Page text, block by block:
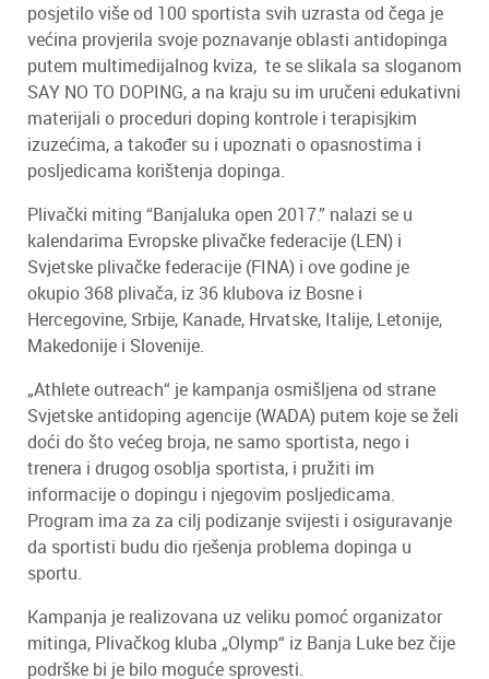
posjetilo više od 100 sportista svih uzrasta od čega je
većina provjerila svoje poznavanje oblasti antidopinga
putem multimedijalnog kviza, te se slikala sa sloganom
SAY NO TO DOPING, a na kraju su im uručeni edukativni
materijali o proceduri doping kontrole i terapisjkim
izuzećima, a također su i upoznati o opasnostima i
posljedicama korištenja dopinga.
Plivački miting “Banjaluka open 2017.” nalazi se u
kalendarima Evropske plivačke federacije (LEN) i
Svjetske plivačke federacije (FINA) i ove godine je
okupio 368 plivača, iz 36 klubova iz Bosne i
Hercegovine, Srbije, Kanade, Hrvatske, Italije, Letonije,
Makedonije i Slovenije.
„Athlete outreach“ je kampanja osmišljena od strane
Svjetske antidoping agencije (WADA) putem koje se želi
doći do što većeg broja, ne samo sportista, nego i
trenera i drugog osoblja sportista, i pružiti im
informacije o dopingu i njegovim posljedicama.
Program ima za za cilj podizanje svijesti i osiguravanje
da sportisti budu dio rješenja problema dopinga u
sportu.
Kampanja je realizovana uz veliku pomoć organizator
mitinga, Plivačkog kluba „Olymp“ iz Banja Luke bez čije
podrške bi je bilo moguće sprovesti.